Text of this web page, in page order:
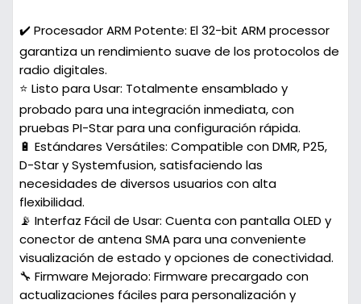
✔️ Procesador ARM Potente: El 32-bit ARM processor
garantiza un rendimiento suave de los protocolos de
radio digitales.
⭐ Listo para Usar: Totalmente ensamblado y
probado para una integración inmediata, con
pruebas PI-Star para una configuración rápida.
🔋 Estándares Versátiles: Compatible con DMR, P25,
D-Star y Systemfusion, satisfaciendo las
necesidades de diversos usuarios con alta
flexibilidad.
📡 Interfaz Fácil de Usar: Cuenta con pantalla OLED y
conector de antena SMA para una conveniente
visualización de estado y opciones de conectividad.
🔧 Firmware Mejorado: Firmware precargado con
actualizaciones fáciles para personalización y